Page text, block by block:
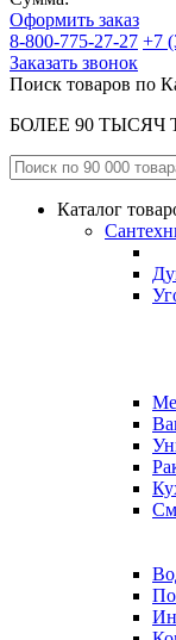
Оформить заказ
8-800-775-27-27 +7
Заказать звонок
Поиск товаров по
БОЛЕЕ 90
Каталог